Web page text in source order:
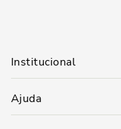
Institucional
Ajuda